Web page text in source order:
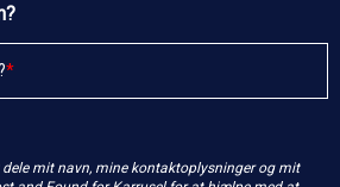
mit navn, mine kontaktoplysninger og mit